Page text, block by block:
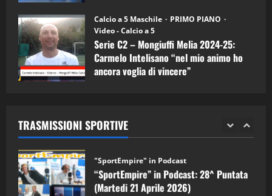
Calcio a 5 Maschile
PRIMO PIANO
Video - Calcio a 5
Serie C2 – Mongiuffi Melia 2024-25:
Carmelo Intelisano “nel mio animo ho
ancora voglia di vincere”
TRASMISSIONI SPORTIVE
1
“SportEmpire” in Podcast: 30^ Puntata
(Martedi 05 Maggio 2026)
08/05/2026
2 28/04/2026
"SportEmpire" in Podcast
“SportEmpire” in Podcast: 28^ Puntata
(Martedi 21 Aprile 2026)